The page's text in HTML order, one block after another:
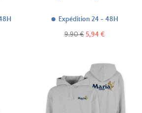
Expédition 24 - 48H
Prix
9,90 €Prix
5,94 €